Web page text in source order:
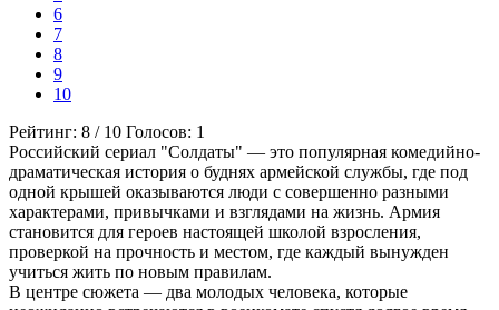
6
7
8
9
10
Рейтинг: 8 / 10 Голосов: 1
Российский сериал "Солдаты" — это популярная комедийно-
драматическая история о буднях армейской службы, где под
одной крышей оказываются люди с совершенно разными
характерами, привычками и взглядами на жизнь. Армия
становится для героев настоящей школой взросления,
проверкой на прочность и местом, где каждый вынужден
учиться жить по новым правилам.
В центре сюжета — два молодых человека, которые